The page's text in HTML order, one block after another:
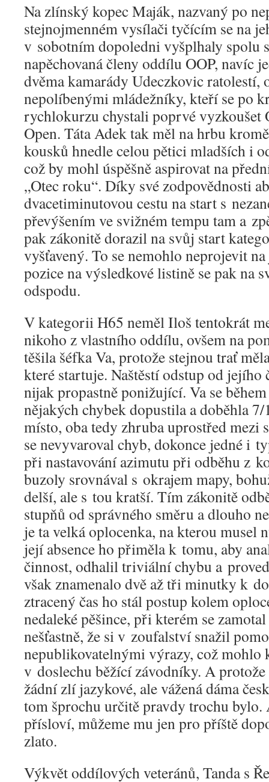
Na zlínský kopec Maják, nazvaný po
stejnojmenném vysílači tyčícím se na
v sobotním dopoledni vyšplhaly spolu
napěchovaná členy oddílu OOP, navíc
dvěma kamarády Udeczkovic ratolestí,
nepolíbenými mládežníky, kteří se po
rychlokurzu chystali poprvé vyzkoušet
Open. Táta Adek tak měl na hrbu
kousků hnedle celou pětici mladších i
což by mohl úspěšně aspirovat na
„Otec roku“. Díky své zodpovědnosti
dvacetiminutovou cestu na start s
převýšením ve svižném tempu tam a
pak zákonitě dorazil na svůj start
vyšťavený. To se nemohlo neprojevit
pozice na výsledkové listině se pak na
odspodu.
V kategorii H65 neměl Iloš tentokrát
nikoho z vlastního oddílu, ovšem na
těšila šéfka Va, protože stejnou trať
které startuje. Naštěstí odstup od jejího
nijak propastně ponižující. Va se
nějakých chybek dopustila a doběhla
místo, oba tedy zhruba uprostřed
se nevyvaroval chyb, dokonce jedné i
při nastavování azimutu při odběhu z
buzoly srovnával s okrajem mapy,
delší, ale s tou kratší. Tím zákonitě
stupňů od správného směru a dlouho
je ta velká oplocenka, na kterou musel
její absence ho přiměla k tomu, aby
činnost, odhalil triviální chybu a
však znamenalo dvě až tři minutky k
ztracený čas ho stál postup kolem
nedaleké pěšince, při kterém se
nešťastně, že si v zoufalství snažil
nepublikovatelnými výrazy, což mohlo
v doslechu běžící závodníky. A
žádní zlí jazykové, ale vážená dáma
tom šprochu určitě pravdy trochu bylo.
přísloví, můžeme mu jen pro příště
zlato.
Výkvět oddílových veteránů, Tanda s